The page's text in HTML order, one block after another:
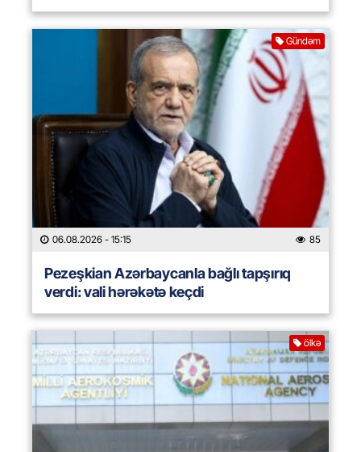
Gündəm
06.08.2026 - 15:15 85
Pezeşkian Azərbaycanla bağlı tapşırıq
verdi: vali hərəkətə keçdi
ölkə